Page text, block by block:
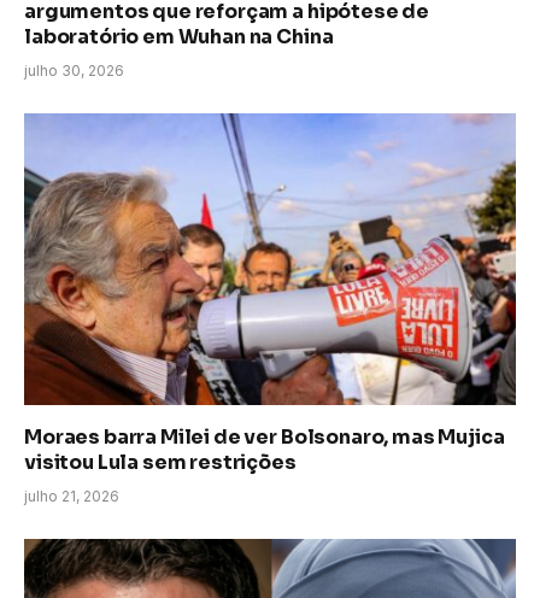
argumentos que reforçam a hipótese de
laboratório em Wuhan na China
julho 30, 2026
Moraes barra Milei de ver Bolsonaro, mas Mujica
visitou Lula sem restrições
julho 21, 2026